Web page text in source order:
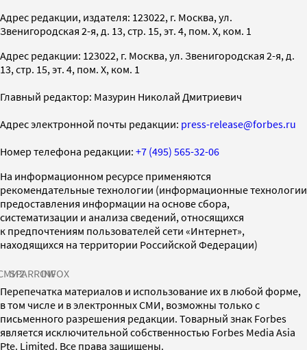
Адрес редакции, издателя: 123022, г. Москва, ул.
Звенигородская 2-я, д. 13, стр. 15, эт. 4, пом. X, ком. 1
Адрес редакции: 123022, г. Москва, ул. Звенигородская 2-я, д.
13, стр. 15, эт. 4, пом. X, ком. 1
Главный редактор: Мазурин Николай Дмитриевич
Адрес электронной почты редакции: press-release@forbes.ru
Номер телефона редакции: +7 (495) 565-32-06
На информационном ресурсе применяются
рекомендательные технологии (информационные технологии
предоставления информации на основе сбора,
систематизации и анализа сведений, относящихся
к предпочтениям пользователей сети «Интернет»,
находящихся на территории Российской Федерации)
SPARROWINFOX
Перепечатка материалов и использование их в любой форме,
в том числе и в электронных СМИ, возможны только с
письменного разрешения редакции. Товарный знак Forbes
является исключительной собственностью Forbes Media Asia
Pte. Limited. Все права защищены.